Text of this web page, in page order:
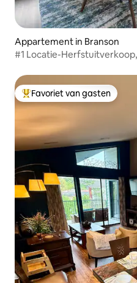
Appartement in Branson
#1 Locatie-
Topfavoriet van gasten
Favoriet van gasten